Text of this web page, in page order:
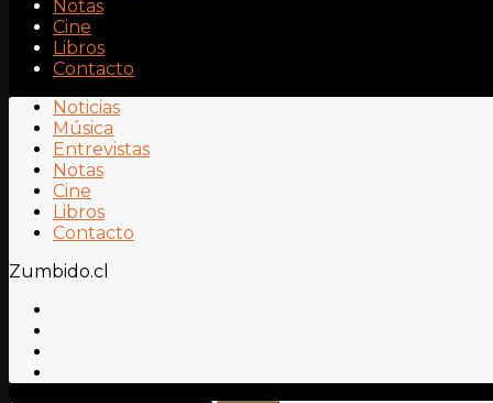
Notas
Cine
Libros
Contacto
Noticias
Música
Entrevistas
Notas
Cine
Libros
Contacto
Zumbido.cl